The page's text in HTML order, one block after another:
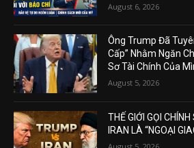
August 6, 2026
Ông Trump Đã
Cấp” Nhằm Ngăn
Sơ Tài Chính Của
August 5, 2026
THẾ GIỚI GỌI
IRAN LÀ “NGOẠI